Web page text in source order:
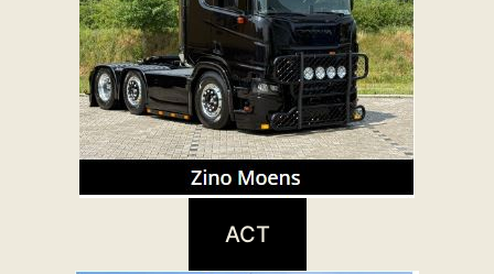
ACT